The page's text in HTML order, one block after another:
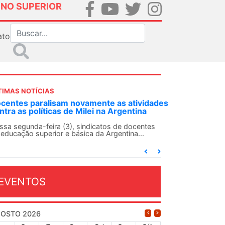
SUPERIOR
NOTÍCIAS
as atividades
Argentina
de docentes
Argentina...
ANDES-SN convoca docentes para
Solidariedade Internacionalista com
13 de agosto
O ANDES-SN conclama suas seções
2026